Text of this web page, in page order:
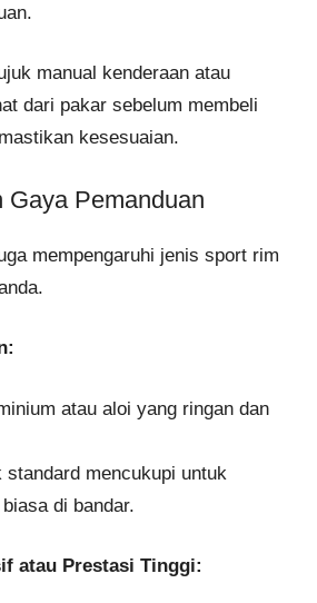
manual kenderaan atau
dari pakar sebelum membeli
kesesuaian.
Gaya Pemanduan
mempengaruhi jenis sport rim
atau aloi yang ringan dan
standard mencukupi untuk
di bandar.
atau Prestasi Tinggi: